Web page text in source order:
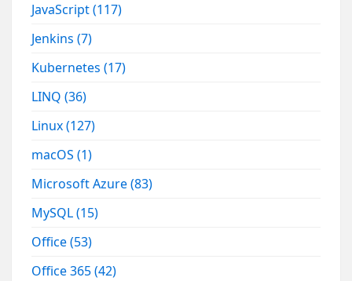
JavaScript(117)
Jenkins(7)
Kubernetes(17)
LINQ(36)
Linux(127)
macOS(1)
Microsoft Azure(83)
MySQL(15)
Office(53)
Office 365(42)